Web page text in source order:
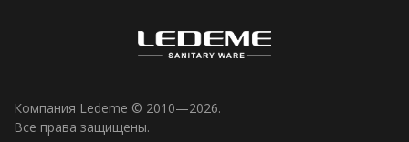
Компания Ledeme © 2010—2026.
Все права защищены.